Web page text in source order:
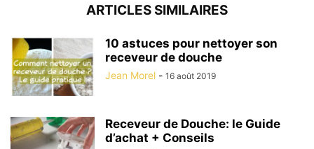
ARTICLES SIMILAIRES
10 astuces pour nettoyer son
receveur de douche
Jean Morel - 16 août 2019
Receveur de Douche: le Guide
d’achat + Conseils